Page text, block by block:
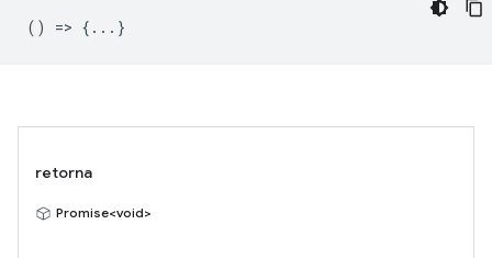
() => {...}
retorna
Promise<void>